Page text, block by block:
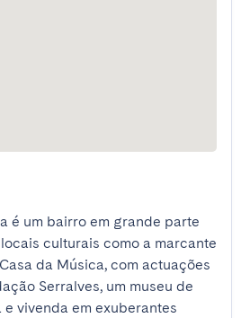
é um bairro em grande parte
culturais como a marcante
da Música, com actuações
Serralves, um museu de
vivenda em exuberantes